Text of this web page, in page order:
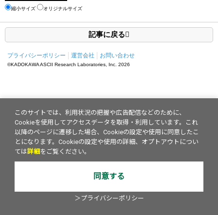
縮小サイズ オリジナルサイズ
記事に戻る
プライバシーポリシー 運営会社 お問い合わせ
©KADOKAWA ASCII Research Laboratories, Inc. 2026
このサイトでは、利用状況の把握や広告配信などのために、
Cookieを使用してアクセスデータを取得・利用しています。これ
以降のページに遷移した場合、Cookieの設定や使用に同意したこ
とになります。Cookieの設定や使用の詳細、オプトアウトについ
ては詳細 をご覧ください。
同意する
＞プライバシーポリシー